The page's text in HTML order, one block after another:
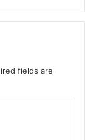
fields are